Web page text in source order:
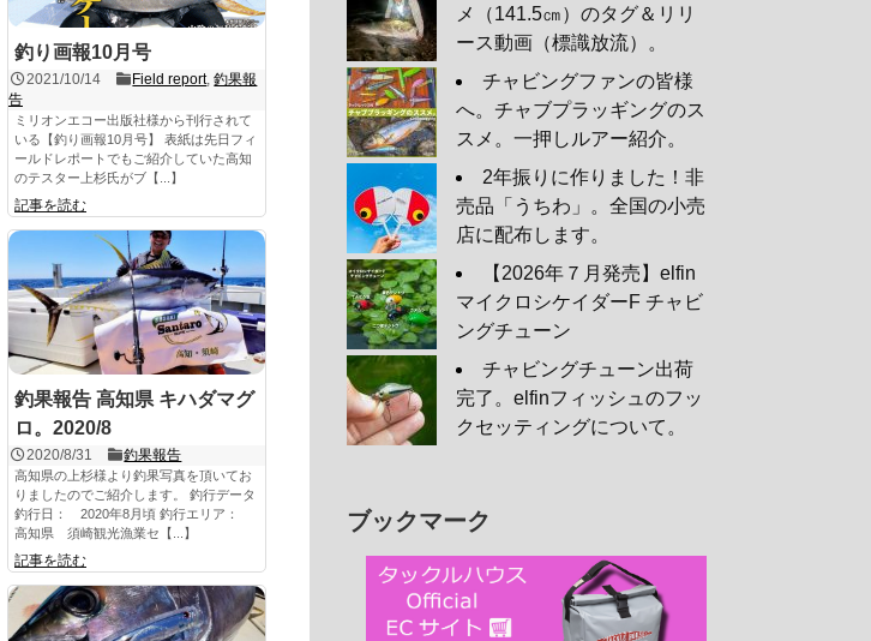
釣り画報10月号
2021/10/14 Field report,釣果報
告
ミリオンエコー出版社様から刊行されて
いる【釣り画報10月号】 表紙は先日フィ
ールドレポートでもご紹介していた高知
のテスター上杉氏がブ【...】
記事を読む
釣果報告 高知県 キハダマグ
ロ。2020/8
2020/8/31 釣果報告
高知県の上杉様より釣果写真を頂いてお
りましたのでご紹介します。 釣行データ
釣行日： 2020年8月頃 釣行エリア：
高知県 須崎観光漁業セ【...】
記事を読む
メ（141.5㎝）のタグ＆リリ
ース動画（標識放流）。
チャビングファンの皆様
へ。チャブプラッギングのス
スメ。一押しルアー紹介。
2年振りに作りました！非
売品「うちわ」。全国の小売
店に配布します。
【2026年７月発売】elfin
マイクロシケイダーF チャビ
ングチューン
チャビングチューン出荷
完了。elfinフィッシュのフッ
クセッティングについて。
ブックマーク